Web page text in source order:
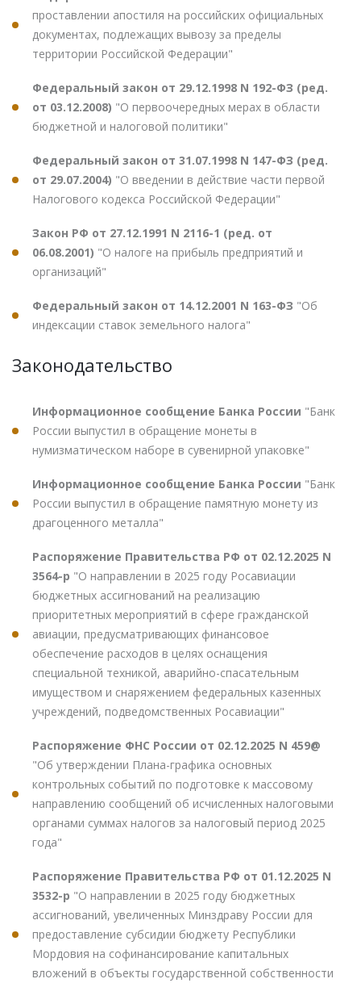
проставлении апостиля на российских официальных
документах, подлежащих вывозу за пределы
территории Российской Федерации"
Федеральный закон от 29.12.1998 N 192-ФЗ (ред.
от 03.12.2008) "О первоочередных мерах в области
бюджетной и налоговой политики"
Федеральный закон от 31.07.1998 N 147-ФЗ (ред.
от 29.07.2004) "О введении в действие части первой
Налогового кодекса Российской Федерации"
Закон РФ от 27.12.1991 N 2116-1 (ред. от
06.08.2001) "О налоге на прибыль предприятий и
организаций"
Федеральный закон от 14.12.2001 N 163-ФЗ "Об
индексации ставок земельного налога"
Законодательство
Информационное сообщение Банка России "Банк
России выпустил в обращение монеты в
нумизматическом наборе в сувенирной упаковке"
Информационное сообщение Банка России "Банк
России выпустил в обращение памятную монету из
драгоценного металла"
Распоряжение Правительства РФ от 02.12.2025 N
3564-р "О направлении в 2025 году Росавиации
бюджетных ассигнований на реализацию
приоритетных мероприятий в сфере гражданской
авиации, предусматривающих финансовое
обеспечение расходов в целях оснащения
специальной техникой, аварийно-спасательным
имуществом и снаряжением федеральных казенных
учреждений, подведомственных Росавиации"
Распоряжение ФНС России от 02.12.2025 N 459@
"Об утверждении Плана-графика основных
контрольных событий по подготовке к массовому
направлению сообщений об исчисленных налоговыми
органами суммах налогов за налоговый период 2025
года"
Распоряжение Правительства РФ от 01.12.2025 N
3532-р "О направлении в 2025 году бюджетных
ассигнований, увеличенных Минздраву России для
предоставление субсидии бюджету Республики
Мордовия на софинансирование капитальных
вложений в объекты государственной собственности